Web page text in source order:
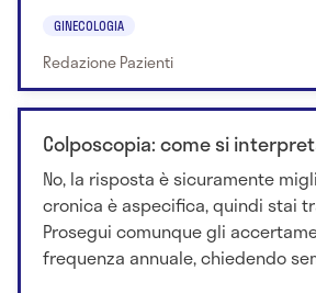
GINECOLOGIA
Redazione Pazienti
Colposcopia: come si
No, la risposta è sicuramente
cronica è aspecifica, quindi stai
Prosegui comunque gli
frequenza annuale, chiedendo